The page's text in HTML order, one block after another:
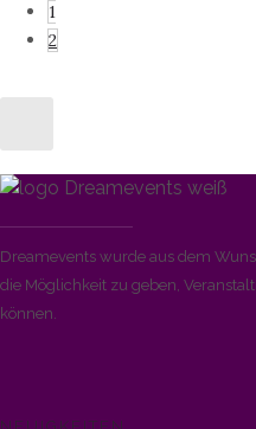
1
2
Dreamevents wurde aus dem
die Möglichkeit zu geben,
können.